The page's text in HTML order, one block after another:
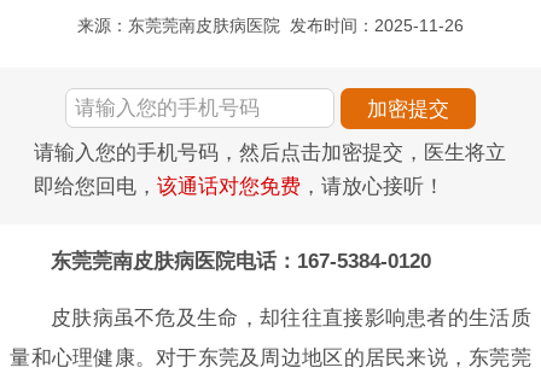
来源：东莞莞南皮肤病医院 发布时间：2025-11-26
请输入您的手机号码，然后点击加密提交，医生将立
即给您回电， 该通话对您免费 ，请放心接听！
东莞莞南皮肤病医院电话：167-5384-0120
皮肤病虽不危及生命，却往往直接影响患者的生活质
量和心理健康。对于东莞及周边地区的居民来说，东莞莞